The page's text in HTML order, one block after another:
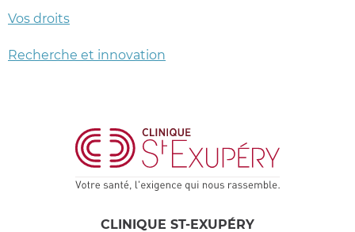
Vos droits
Recherche et innovation
CLINIQUE ST-EXUPÉRY